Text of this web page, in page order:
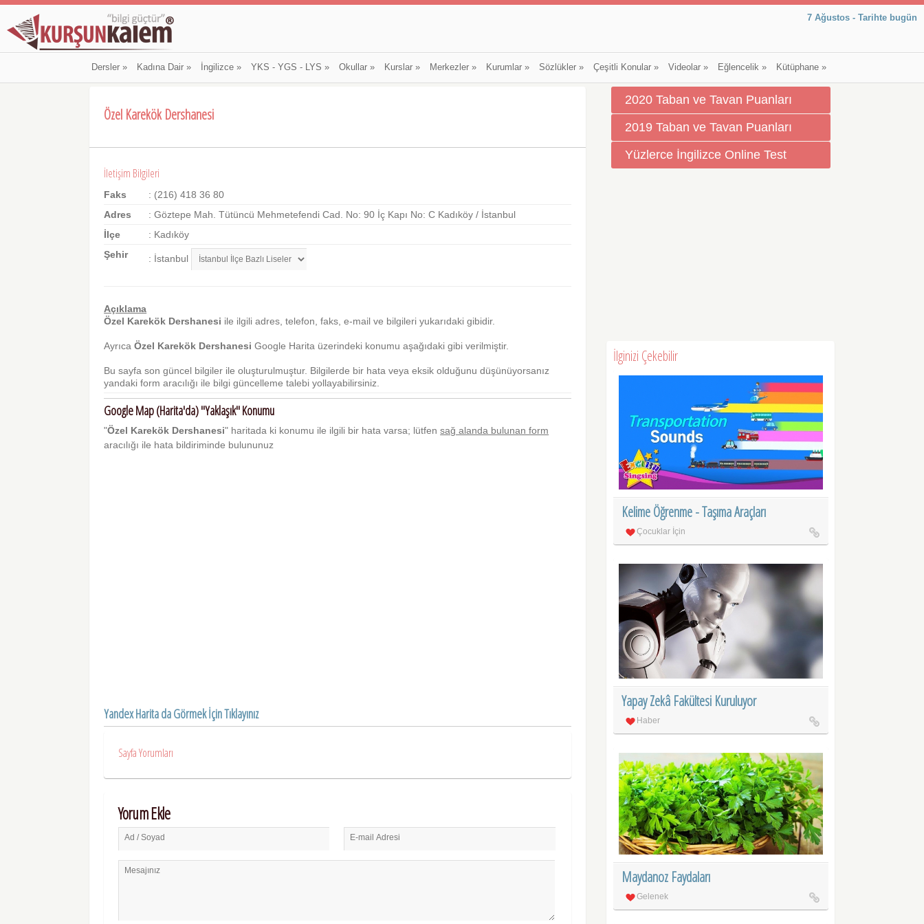
7 Ağustos - Tarihte bugün
Dersler» Kadına Dair» İngilizce» YKS - YGS - LYS » Okullar» Kurslar» Merkezler» Kurumlar» Sözlükler» Çeşitli Konular» Videolar» Eğlencelik» Kütüphane»
Özel Karekök Dershanesi
İletişim Bilgileri
Faks
: (216) 418 36 80
Adres
: Göztepe Mah. Tütüncü Mehmetefendi Cad. No: 90 İç Kapı No: C Kadıköy / İstanbul
İlçe
: Kadıköy
Şehir
: İstanbul
Açıklama
Özel Karekök Dershanesi ile ilgili adres, telefon, faks, e-mail ve bilgileri yukarıdaki gibidir.
AyrıcaÖzel Karekök Dershanesi Google Harita üzerindeki konumu aşağıdaki gibi verilmiştir.
Bu sayfa son güncel bilgiler ile oluşturulmuştur. Bilgilerde bir hata veya eksik olduğunu düşünüyorsanız
yandaki form aracılığı ile bilgi güncelleme talebi yollayabilirsiniz.
Google Map (Harita'da) "Yaklaşık" Konumu
"Özel Karekök Dershanesi" haritada ki konumu ile ilgili bir hata varsa; lütfensağ alanda bulunan form
aracılığı ile hata bildiriminde bulununuz
Yandex Harita da Görmek İçin Tıklayınız
Sayfa Yorumları
Yorum Ekle
Ad / Soyad E-mail Adresi
Mesajınız
2020 Taban ve Tavan Puanları
2019 Taban ve Tavan Puanları
Yüzlerce İngilizce Online Test
İlginizi Çekebilir
Kelime Öğrenme - Taşıma Araçları
Çocuklar İçin
Yapay Zekâ Fakültesi Kuruluyor
Haber
Maydanoz Faydaları
Gelenek